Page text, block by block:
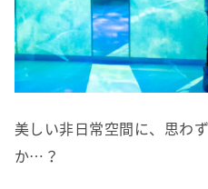
美しい非日常空間に、思わ
か…？